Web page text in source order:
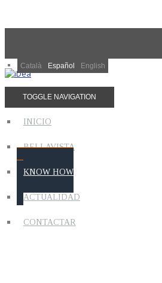
Català Español English
TOGGLE NAVIGATION
INICIO
BELLAVISTA
KNOW HOW
ACTUALIDAD
CONTACTAR